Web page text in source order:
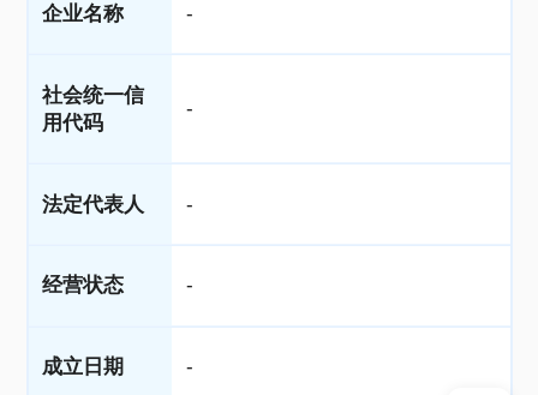
企业名称 -
社会统一信
用代码
-
法定代表人 -
经营状态 -
成立日期 -